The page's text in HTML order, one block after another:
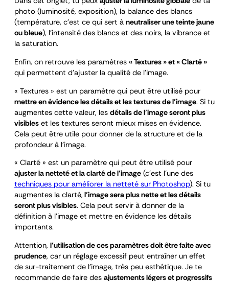
photo (luminosité, exposition), la balance des blancs
(température, c’est ce qui sert à neutraliser une teinte jaune
ou bleue), l’intensité des blancs et des noirs, la vibrance et
la saturation.
Enfin, on retrouve les paramètres « Textures » et « Clarté »
qui permettent d’ajuster la qualité de l’image.
« Textures » est un paramètre qui peut être utilisé pour
mettre en évidence les détails et les textures de l’image. Si tu
augmentes cette valeur, les détails de l’image seront plus
visibles et les textures seront mieux mises en évidence.
Cela peut être utile pour donner de la structure et de la
profondeur à l’image.
« Clarté » est un paramètre qui peut être utilisé pour
ajuster la netteté et la clarté de l’image (c’est l’une des
techniques pour améliorer la netteté sur Photoshop). Si tu
augmentes la clarté, l’image sera plus nette et les détails
seront plus visibles. Cela peut servir à donner de la
définition à l’image et mettre en évidence les détails
importants.
Attention, l’utilisation de ces paramètres doit être faite avec
prudence, car un réglage excessif peut entraîner un effet
de sur-traitement de l’image, très peu esthétique. Je te
recommande de faire des ajustements légers et progressifs